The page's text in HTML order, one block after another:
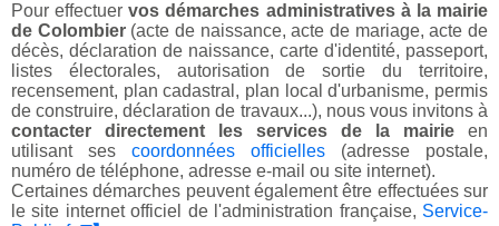
Pour effectuervos démarches administratives à la mairie
de Colombier(acte de naissance, acte de mariage, acte de
décès, déclaration de naissance, carte d'identité, passeport,
listes électorales, autorisation de sortie du territoire,
recensement, plan cadastral, plan local d'urbanisme, permis
de construire, déclaration de travaux...), nous vous invitons à
contacter directement les services de la mairie en
utilisant ses coordonnées officielles (adresse postale,
numéro de téléphone, adresse e-mail ou site internet).
Certaines démarches peuvent également être effectuées sur
le site internet officiel de l'administration française, Service-